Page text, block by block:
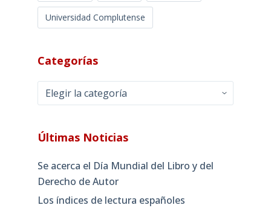
Universidad Complutense
Categorías
Categorías
Últimas Noticias
Se acerca el Día Mundial del Libro y del
Derecho de Autor
Los índices de lectura españoles